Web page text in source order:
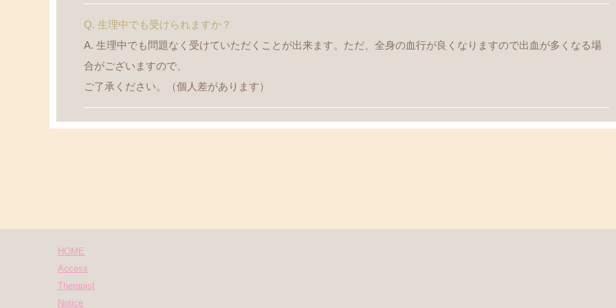
Q. 生理中でも受けられますか？
A. 生理中でも問題なく受けていただくことが出来ます。ただ、全身の血行が良くなりますので出血が多くなる場
合がございますので、
ご了承ください。（個人差があります）
HOME
Access
Therapist
Notice